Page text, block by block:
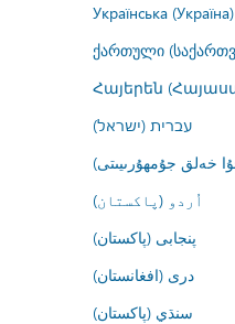
Українська (Україна)
ქართული
Հայերեն
עברית (ישראל)
خەلق جۇمھۇرىيىتى)
اُردو (پاکستان)
پنجابی (پاکستان)
درى (افغانستان)
سنڌي (پاکستان)